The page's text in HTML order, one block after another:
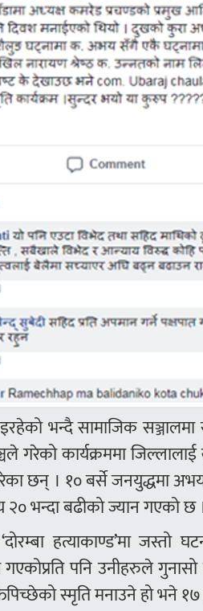
भन्दै सामाजिक
गरेको कार्यक्रममा जिल्लालाई
छन् । १० बर्से जनयुद्धमा
भन्दा बढीको ज्यान गएको छ
‘दोरम्बा हत्याकाण्ड’मा
पनि उनीहरुले
स्मृति मनाउने हो भने